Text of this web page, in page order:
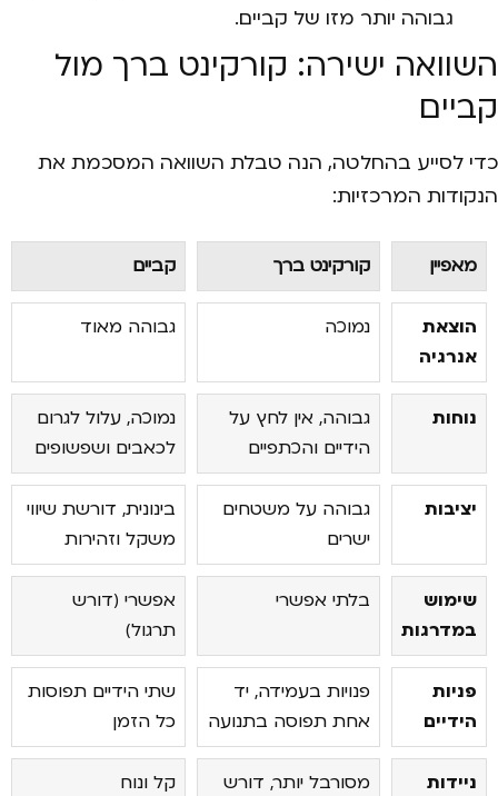
גבוהה יותר מזו של קביים.
השוואה ישירה: קורקינט ברך מול
קביים
כדי לסייע בהחלטה, הנה טבלת השוואה המסכמת את
הנקודות המרכזיות:
מאפיין קורקינט ברך קביים
הוצאת
אנרגיה
נמוכה גבוהה מאוד
נוחות
גבוהה, אין לחץ על
הידיים והכתפיים
נמוכה, עלול לגרום
לכאבים ושפשופים
יציבות
גבוהה על משטחים
ישרים
בינונית, דורשת שיווי
משקל וזהירות
שימוש
במדרגות
בלתי אפשרי
אפשרי (דורש
תרגול)
פניות
הידיים
פנויות בעמידה, יד
אחת תפוסה בתנועה
שתי הידיים תפוסות
כל הזמן
ניידות
מסורבל יותר, דורש
קל ונוח